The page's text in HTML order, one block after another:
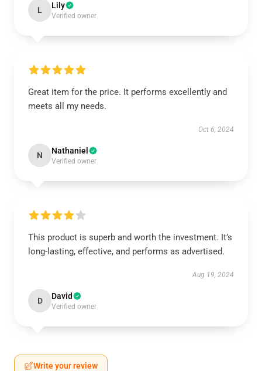
L Lily
Verified owner
Great item for the price. It performs excellently and
meets all my needs.
Oct 6, 2024
N Nathaniel
Verified owner
This product is superb and worth the investment. It’s
long-lasting, effective, and performs as advertised.
Aug 19, 2024
D David
Verified owner
Write your review